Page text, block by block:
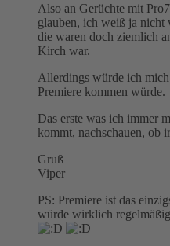
Also an Gerüchte mit
glauben, ich weiß ja nicht
die waren doch ziemlich
Kirch war.
Allerdings würde ich
Premiere kommen würde.
Das erste was ich immer
kommt, nachschauen, ob
Gruß
Viper
PS: Premiere ist das
würde wirklich